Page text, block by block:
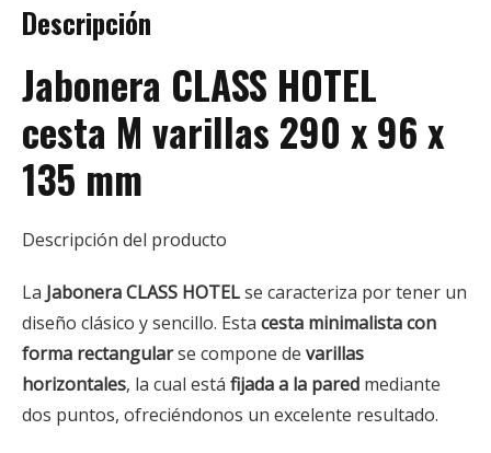
Descripción
Jabonera CLASS HOTEL
cesta M varillas 290 x 96 x
135 mm
Descripción del producto
La JaboneraCLASS HOTELse caracteriza por tener un
diseño clásico y sencillo. Esta cesta minimalista con
forma rectangularse compone de varillas
horizontales, la cual está fijada a la pared mediante
dos puntos, ofreciéndonos un excelente resultado.